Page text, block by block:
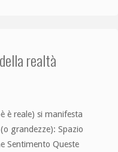
realtà
è reale) si manifesta
grandezze): Spazio
Sentimento Queste